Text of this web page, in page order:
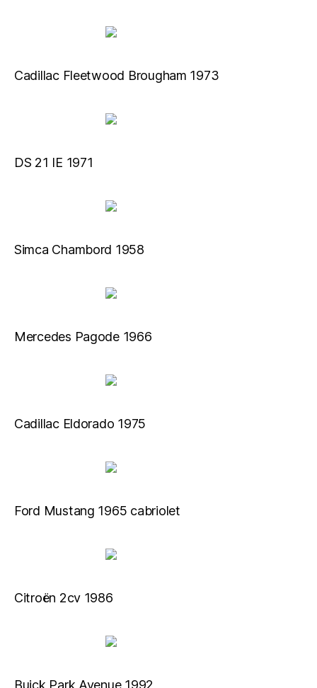
Cadillac Fleetwood Brougham 1973
DS 21 IE 1971
Simca Chambord 1958
Mercedes Pagode 1966
Cadillac Eldorado 1975
Ford Mustang 1965 cabriolet
Citroën 2cv 1986
Buick Park Avenue 1992